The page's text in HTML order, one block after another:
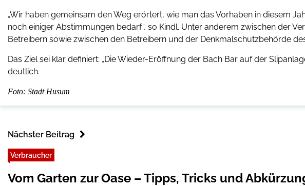
„Wir haben gemeinsam den Weg erörtert, wie man das Vorhaben in diesem
noch einiger Abstimmungen bedarf“, so Kindl. Unter anderem zwischen der
Betreibern sowie zwischen den Betreibern und der Denkmalschutzbehörde
Das Ziel sei klar definiert: „Die Wieder-Eröffnung der Bach Bar auf der
deutlich.
Foto: Stadt Husum
Nächster Beitrag
Verbraucher
Vom Garten zur Oase – Tipps, Tricks und